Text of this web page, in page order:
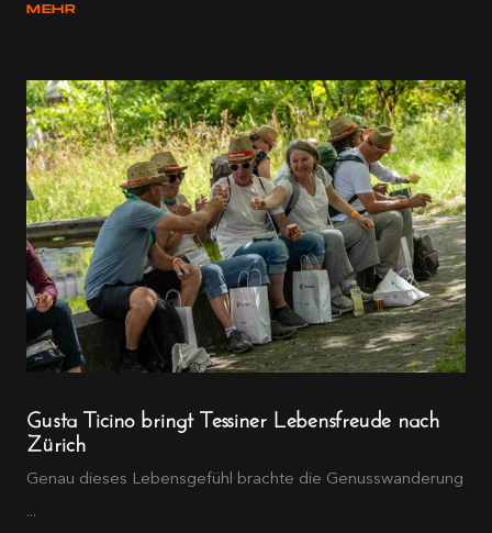
MEHR
Gusta Ticino bringt Tessiner Lebensfreude nach
Zürich
Genau dieses Lebensgefühl brachte die Genusswanderung
...